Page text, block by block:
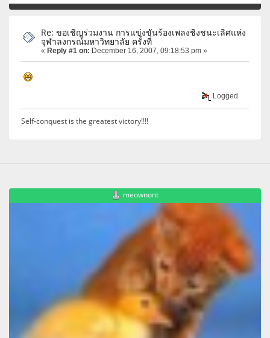
Re: ขอเชิญร่วมงาน การแข่งขันร้องเพลงชิงชนะเลิศแห่ง
จุฬาลงกรณ์มหาวิทยาลัย ครั้งที่
« Reply #1 on: December 16, 2007, 09:18:53 pm »
Logged
Self-conquest is the greatest victory!!!!
meownont